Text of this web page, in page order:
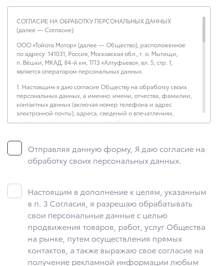
СОГЛАСИЕ НА ОБРАБОТКУ ПЕРСОНАЛЬНЫХ ДАННЫХ
(далее — Согласие)
ООО «Тойота Мотор» (далее — Общество), расположенное
по адресу: 141031, Россия, Московская обл., г. о. Мытищи,
п. Вёшки, МКАД, 84-й км, ТПЗ «Алтуфьево», вл. 5, стр. 1,
является оператором персональных данных.
1. Настоящим я даю согласие Обществу на обработку своих
персональных данных, а именно: имени, отчества, фамилии,
контактных данных (включая номер телефона и адрес
электронной почты), адреса, сведений о впечатлениях,
интересах, предпочтениях к автомобилю(-ям) и товарам/
системы устройства и модели мобильного телефона
посетителя сайта, уникального идентификатора посетителя
сайта, предпочтительного времени и способа для контакта,
истории контактов.
следующие действия: сбор, запись, систематизация,
накопление, хранение, уточнение (обновление, изменение),
извлечение, использование, передача (предоставление,
доступ), блокирование, удаление, уничтожение персональных
данных. Общество обрабатывает персональные данные
с использованием средств автоматизации.
3. Целью обработки персональных данных является
осуществление взаимодействия Общества с посетителями
Отправляя данную форму, Я даю согласие на
обработку своих персональных данных.
Настоящим в дополнение к целям, указанным
в п. 3 Согласия, я разрешаю обрабатывать
свои персональные данные с целью
продвижения товаров, работ, услуг Общества
на рынке, путем осуществления прямых
контактов, а также выражаю свое согласие на
получение рекламной информации любым